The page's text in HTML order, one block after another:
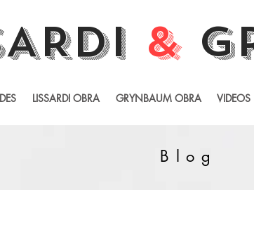
&
LISSARDI OBRA GRYNBAUM OBRA VIDEOS
Blog